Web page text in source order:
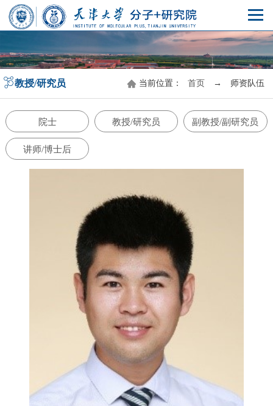
教授/研究员 当前位置： 首页 → 师资队伍
院士 教授/研究员 副教授/副研究员
讲师/博士后